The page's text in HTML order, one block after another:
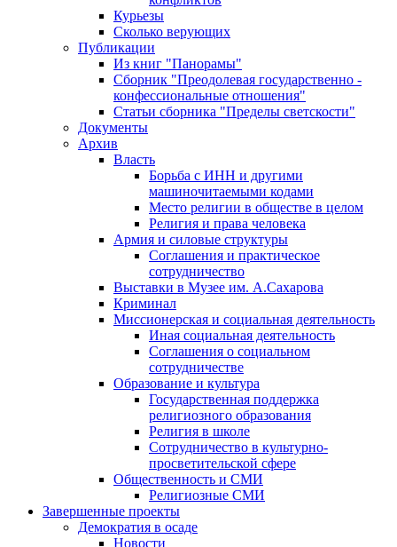
Курьезы
Сколько верующих
Публикации
Из книг "Панорамы"
Сборник "Преодолевая государственно -
конфессиональные отношения"
Статьи сборника "Пределы светскости"
Документы
Архив
Власть
Борьба с ИНН и другими
машиночитаемыми кодами
Место религии в обществе в целом
Религия и права человека
Армия и силовые структуры
Соглашения и практическое
сотрудничество
Выставки в Музее им. А.Сахарова
Криминал
Миссионерская и социальная деятельность
Иная социальная деятельность
Соглашения о социальном
сотрудничестве
Образование и культура
Государственная поддержка
религиозного образования
Религия в школе
Сотрудничество в культурно-
просветительской сфере
Общественность и СМИ
Религиозные СМИ
Завершенные проекты
Демократия в осаде
Новости